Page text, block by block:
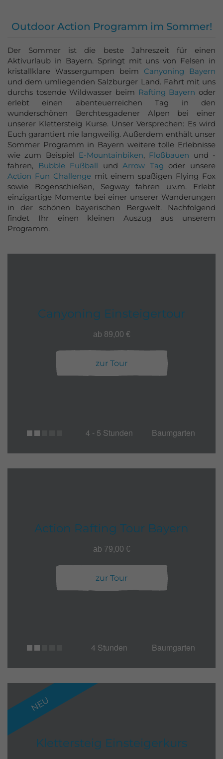
Outdoor Action Programm im Sommer!
Der Sommer ist die beste Jahreszeit für einen
Aktivurlaub in Bayern. Springt mit uns von Felsen in
kristallklare Wassergumpen beim Canyoning Bayern
und dem umliegenden Salzburger Land. Fahrt mit uns
durchs tosende Wildwasser beim Rafting Bayern oder
erlebt einen abenteuerreichen Tag in den
wunderschönen Berchtesgadener Alpen bei einer
unserer Klettersteig Kurse. Unser Versprechen: Es wird
Euch garantiert nie langweilig. Außerdem enthält unser
Sommer Programm in Bayern weitere tolle Erlebnisse
wie zum Beispiel E-Mountainbiken, Floßbauen und -
fahren, Bubble Fußball undArrow Tag oder unsere
Action Fun Challengemit einem spaßigen Flying Fox
sowie Bogenschießen, Segway fahren u.v.m. Erlebt
einzigartige Momente bei einer unserer Wanderungen
in der schönen bayerischen Bergwelt. Nachfolgend
findet Ihr einen kleinen Auszug aus unserem
Programm.
Canyoning Einsteigertour
ab 89,00 €
zur Tour
4 - 5 Stunden Baumgarten
Action Rafting Tour Bayern
ab 79,00 €
zur Tour
4 Stunden Baumgarten
NEU
Klettersteig Einsteigerkurs